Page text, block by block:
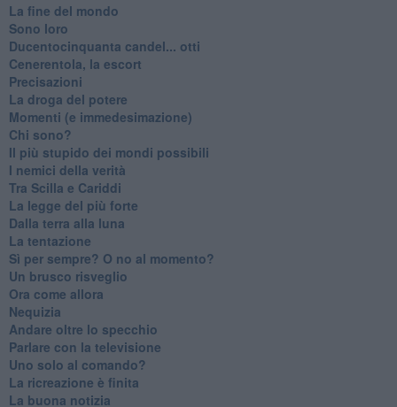
La fine del mondo
Sono loro
Ducentocinquanta candel... otti
Cenerentola, la escort
Precisazioni
La droga del potere
Momenti (e immedesimazione)
Chi sono?
Il più stupido dei mondi possibili
I nemici della verità
Tra Scilla e Cariddi
La legge del più forte
Dalla terra alla luna
La tentazione
​Sì per sempre? O no al momento?
Un brusco risveglio
Ora come allora
Nequizia
Andare oltre lo specchio
Parlare con la televisione
Uno solo al comando?
La ricreazione è finita
La buona notizia